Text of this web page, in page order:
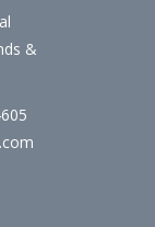
&